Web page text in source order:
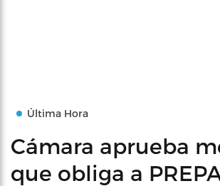
Última Hora
Cámara aprueba
que obliga a